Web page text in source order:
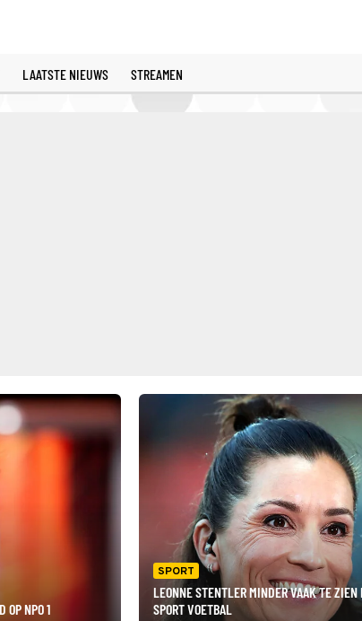
LAATSTE NIEUWS STREAMEN
OP NPO 1
SPORT
LEONNE STENTLER MINDER VAAK TE
SPORT VOETBAL